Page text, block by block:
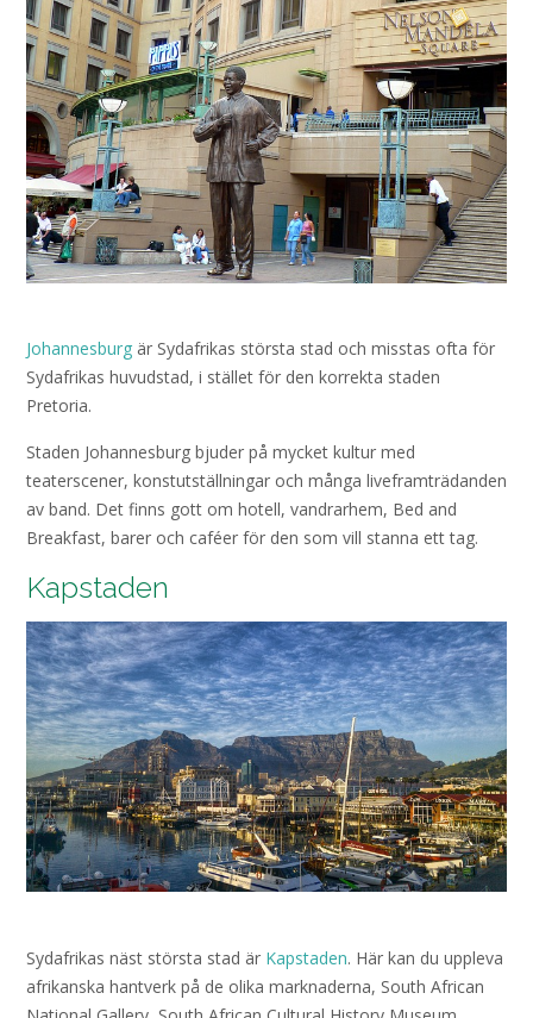
Johannesburg är Sydafrikas största stad och misstas ofta för
Sydafrikas huvudstad, i stället för den korrekta staden
Pretoria.
Staden Johannesburg bjuder på mycket kultur med
teaterscener, konstutställningar och många liveframträdanden
av band. Det finns gott om hotell, vandrarhem, Bed and
Breakfast, barer och caféer för den som vill stanna ett tag.
Kapstaden
Sydafrikas näst största stad är Kapstaden. Här kan du uppleva
afrikanska hantverk på de olika marknaderna, South African